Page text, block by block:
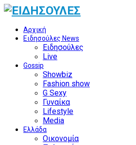
Αρχική
Ειδησούλες News
Ειδησούλες
Live
Gossip
Showbiz
Fashion show
G Sexy
Γυναίκα
Lifestyle
Media
Ελλάδα
Οικονομία